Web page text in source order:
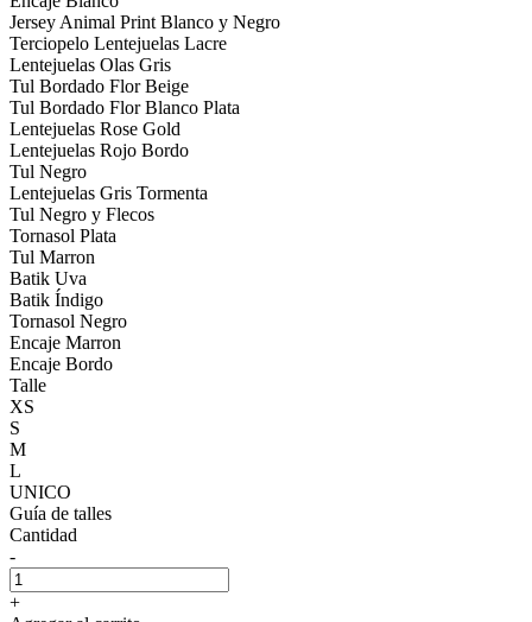
Jersey Animal Print Blanco y Negro
Terciopelo Lentejuelas Lacre
Lentejuelas Olas Gris
Tul Bordado Flor Beige
Tul Bordado Flor Blanco Plata
Lentejuelas Rose Gold
Lentejuelas Rojo Bordo
Tul Negro
Lentejuelas Gris Tormenta
Tul Negro y Flecos
Tornasol Plata
Tul Marron
Batik Uva
Batik Índigo
Tornasol Negro
Encaje Marron
Encaje Bordo
Talle
XS
S
M
L
UNICO
Guía de talles
Cantidad
-
+